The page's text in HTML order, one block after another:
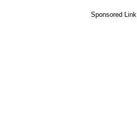
Sponsored Link